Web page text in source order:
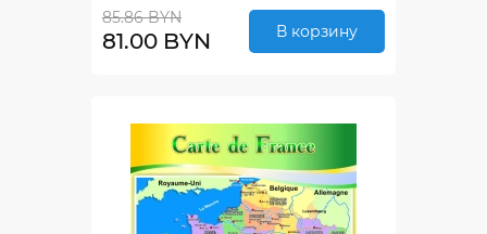
85.86 BYN
81.00 BYN В корзину